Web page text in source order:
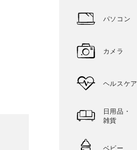
パソコン
カメラ
ヘルスケア
日用品・
雑貨
ベビー